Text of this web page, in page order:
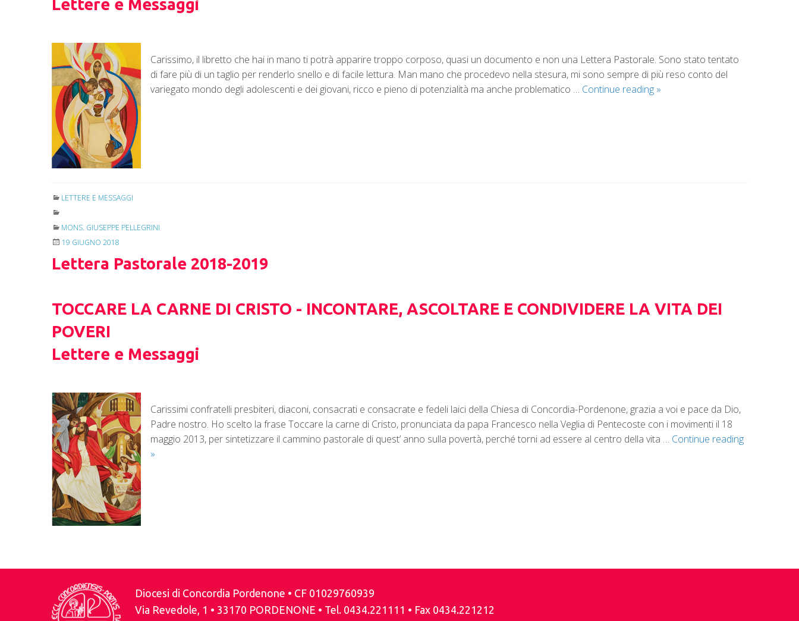
Lettere e Messaggi
Carissimo, il libretto che hai in mano ti potrà apparire troppo corposo, quasi un documento e non una Lettera Pastorale. Sono stato tentato
di fare più di un taglio per renderlo snello e di facile lettura. Man mano che procedevo nella stesura, mi sono sempre di più reso conto del
variegato mondo degli adolescenti e dei giovani, ricco e pieno di potenzialità ma anche problematico … Continue reading »
LETTERE E MESSAGGI
MONS. GIUSEPPE PELLEGRINI
19 GIUGNO 2018
Lettera Pastorale 2018-2019
TOCCARE LA CARNE DI CRISTO - INCONTARE, ASCOLTARE E CONDIVIDERE LA VITA DEI
POVERI
Lettere e Messaggi
Carissimi confratelli presbiteri, diaconi, consacrati e consacrate e fedeli laici della Chiesa di Concordia-Pordenone, grazia a voi e pace da Dio,
Padre nostro. Ho scelto la frase Toccare la carne di Cristo, pronunciata da papa Francesco nella Veglia di Pentecoste con i movimenti il 18
maggio 2013, per sintetizzare il cammino pastorale di quest’ anno sulla povertà, perché torni ad essere al centro della vita … Continue reading
»
s
Diocesi di Concordia Pordenone • CF 01029760939
Via Revedole, 1 • 33170 PORDENONE • Tel. 0434.221111 • Fax 0434.221212